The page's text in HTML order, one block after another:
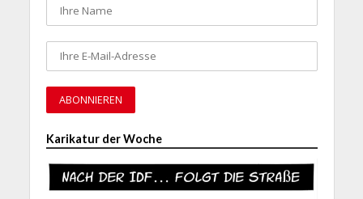
Karikatur der Woche